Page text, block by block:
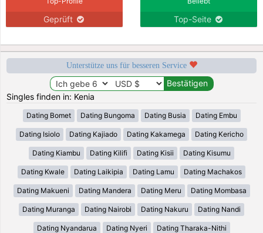
Geprüft Top-Seite
Unterstütze uns für besseren Service
Singles finden in: Kenia
Dating Bomet Dating Bungoma Dating Busia Dating Embu
Dating Isiolo Dating Kajiado Dating Kakamega Dating Kericho
Dating Kiambu Dating Kilifi Dating Kisii Dating Kisumu
Dating Kwale Dating Laikipia Dating Lamu Dating Machakos
Dating Makueni Dating Mandera Dating Meru Dating Mombasa
Dating Muranga Dating Nairobi Dating Nakuru Dating Nandi
Dating Nyandarua Dating Nyeri Dating Tharaka-Nithi